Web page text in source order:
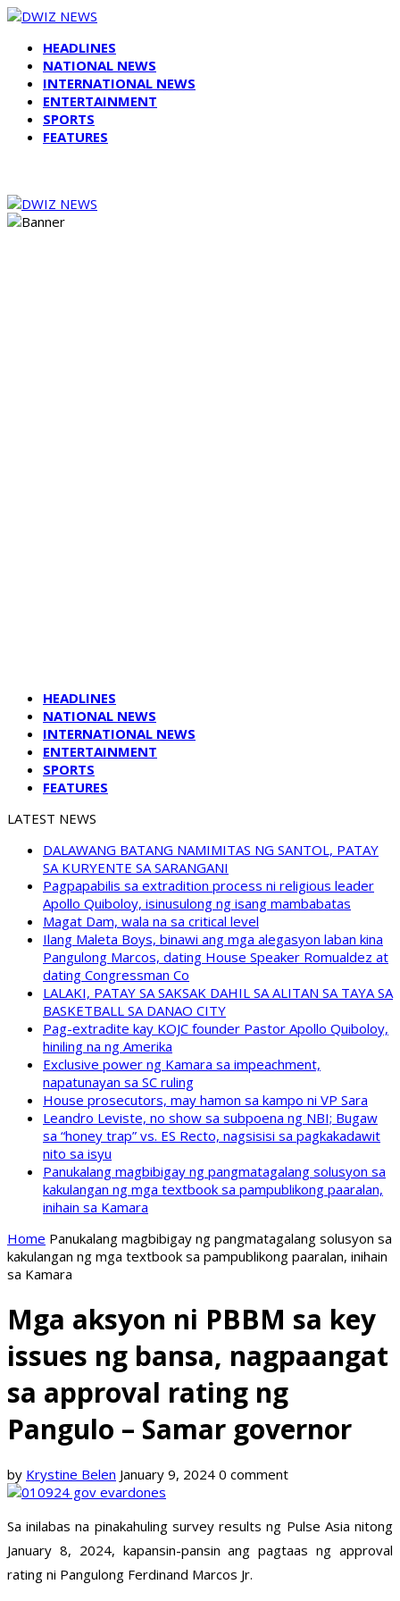
HEADLINES
NATIONAL NEWS
INTERNATIONAL NEWS
ENTERTAINMENT
SPORTS
FEATURES
HEADLINES
NATIONAL NEWS
INTERNATIONAL NEWS
ENTERTAINMENT
SPORTS
FEATURES
LATEST NEWS
DALAWANG BATANG NAMIMITAS NG SANTOL, PATAY
SA KURYENTE SA SARANGANI
Pagpapabilis sa extradition process ni religious leader
Apollo Quiboloy, isinusulong ng isang mambabatas
Magat Dam, wala na sa critical level
Ilang Maleta Boys, binawi ang mga alegasyon laban kina
Pangulong Marcos, dating House Speaker Romualdez at
dating Congressman Co
LALAKI, PATAY SA SAKSAK DAHIL SA ALITAN SA TAYA SA
BASKETBALL SA DANAO CITY
Pag-extradite kay KOJC founder Pastor Apollo Quiboloy,
hiniling na ng Amerika
Exclusive power ng Kamara sa impeachment,
napatunayan sa SC ruling
House prosecutors, may hamon sa kampo ni VP Sara
Leandro Leviste, no show sa subpoena ng NBI; Bugaw
sa “honey trap” vs. ES Recto, nagsisisi sa pagkakadawit
nito sa isyu
Panukalang magbibigay ng pangmatagalang solusyon sa
kakulangan ng mga textbook sa pampublikong paaralan,
inihain sa Kamara
Home Panukalang magbibigay ng pangmatagalang solusyon sa
kakulangan ng mga textbook sa pampublikong paaralan, inihain
sa Kamara
Mga aksyon ni PBBM sa key
issues ng bansa, nagpaangat
sa approval rating ng
Pangulo – Samar governor
by Krystine Belen January 9, 2024 0 comment
Sa inilabas na pinakahuling survey results ng Pulse Asia nitong
January 8, 2024, kapansin-pansin ang pagtaas ng approval
rating ni Pangulong Ferdinand Marcos Jr.